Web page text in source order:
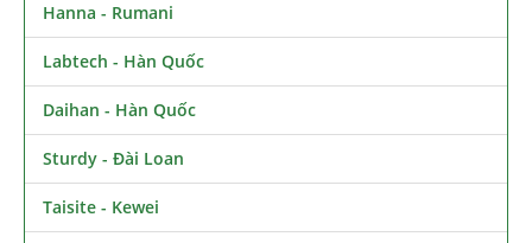
Hanna - Rumani
Labtech - Hàn Quốc
Daihan - Hàn Quốc
Sturdy - Đài Loan
Taisite - Kewei